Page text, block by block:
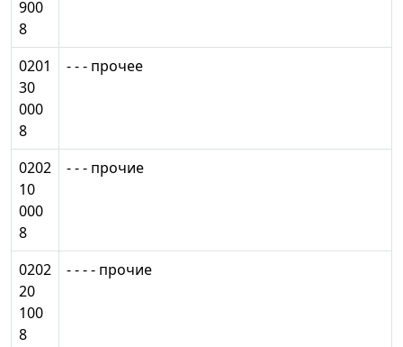
900
8
0201
30
000
8
- - - прочее
0202
10
000
8
- - - прочие
0202
20
100
8
- - - - прочие